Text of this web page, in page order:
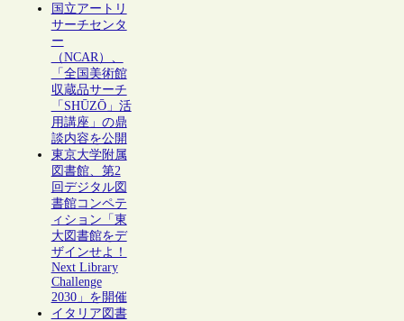
国立アートリ
サーチセンタ
ー
（NCAR）、
「全国美術館
収蔵品サーチ
「SHŪZŌ」活
用講座」の鼎
談内容を公開
東京大学附属
図書館、第2
回デジタル図
書館コンペテ
ィション「東
大図書館をデ
ザインせよ！
Next Library
Challenge
2030」を開催
イタリア図書